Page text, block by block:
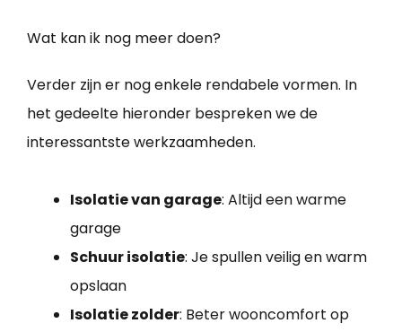
Wat kan ik nog meer doen?
Verder zijn er nog enkele rendabele vormen. In
het gedeelte hieronder bespreken we de
interessantste werkzaamheden.
Isolatie van garage: Altijd een warme
garage
Schuur isolatie: Je spullen veilig en warm
opslaan
Isolatie zolder: Beter wooncomfort op